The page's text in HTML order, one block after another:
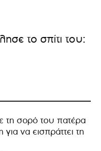
το σπίτι του:
τη σορό του πατέρα
να εισπράττει τη